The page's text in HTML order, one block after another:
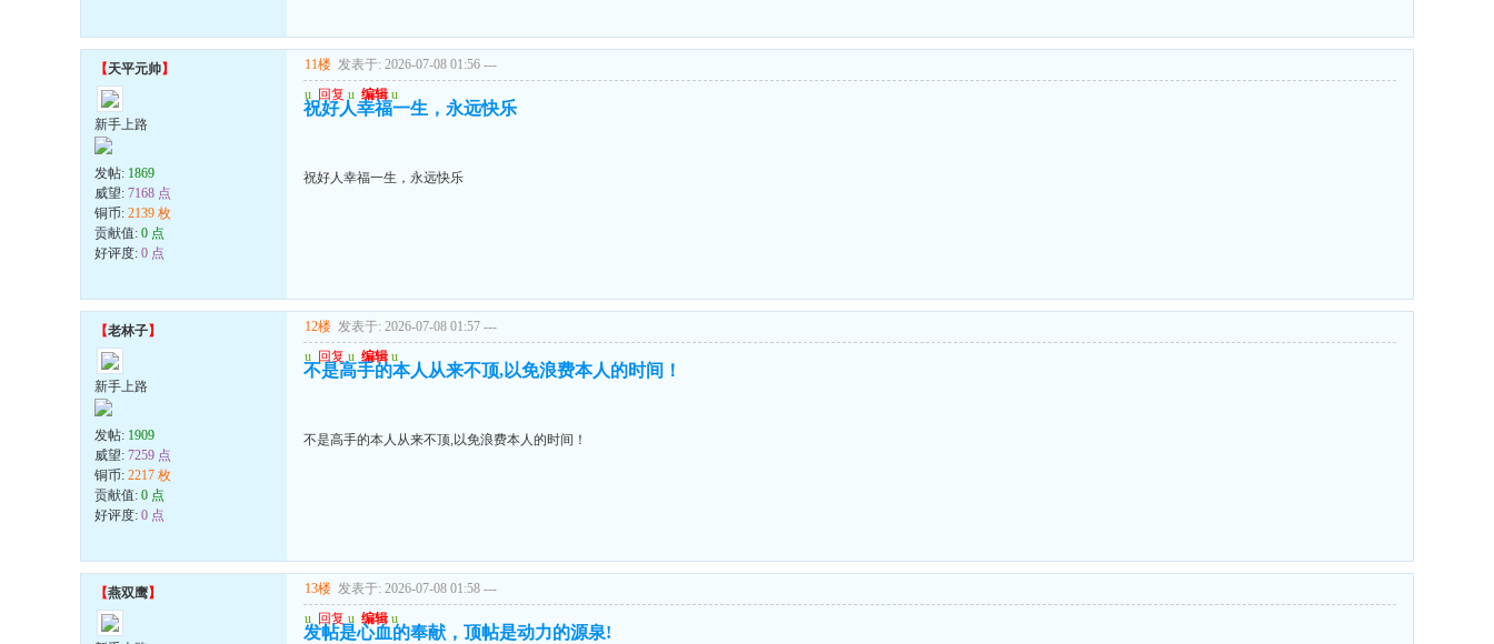
【天平元帅】
新手上路
发帖: 1869
威望: 7168 点
铜币: 2139 枚
贡献值: 0 点
好评度: 0 点
11楼 发表于: 2026-07-08 01:56 ---
u 回复 u 编辑 u
祝好人幸福一生，永远快乐
祝好人幸福一生，永远快乐
【老林子】
新手上路
发帖: 1909
威望: 7259 点
铜币: 2217 枚
贡献值: 0 点
好评度: 0 点
12楼 发表于: 2026-07-08 01:57 ---
u 回复 u 编辑 u
不是高手的本人从来不顶,以免浪费本人的时间！
不是高手的本人从来不顶,以免浪费本人的时间！
【燕双鹰】 13楼 发表于: 2026-07-08 01:58 ---
u 回复 u 编辑 u
发帖是心血的奉献，顶帖是动力的源泉!